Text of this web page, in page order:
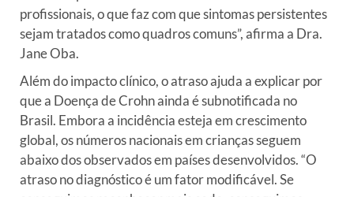
profissionais, o que fazcom que sintomas persistentes
sejam tratados como quadros comuns”,afirma a Dra.
Jane Oba.
Além do impacto clínico, o atraso ajuda a explicar por
que a Doençade Crohn ainda é subnotificada no
Brasil. Embora a incidência estejaem crescimento
global, os números nacionais em crianças seguem
abaixodos observados em países desenvolvidos. “O
atraso no diagnóstico éum fator modificável. Se